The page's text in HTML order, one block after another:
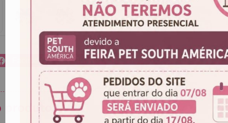
Facebook Twitter